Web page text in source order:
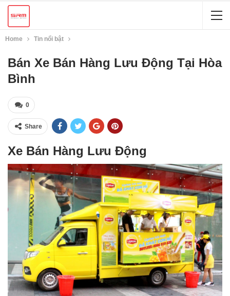
Home Tin nổi bật
Bán Xe Bán Hàng Lưu Động Tại Hòa
Bình
0
Share
Xe Bán Hàng Lưu Động